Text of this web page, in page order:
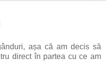
așa că am decis să
direct în partea cu ce am